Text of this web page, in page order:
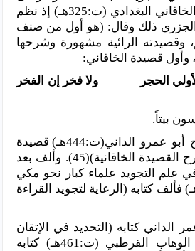
بن عبيد الله بن يحيى الخاقاني البغدادي (ت:325هـ) إذ نظم
الجزري ذلك وقال: (هو أول من صنف
وقصيدته الرائية مشهورة وشرحها
لأولي الحجر ولا فخر إن الفخر
بيتاً.
وقد شرح أبو عمرو الداني(ت:444هـ) قصيدة
الخاقاني في كتابه (شرح القصيدة الخاقانية)(45). وألف بعد
علم التجويد علماء كبار نحو مكي
أبي طالب(ت:437هـ) فألف كتابه (الرعاية لتجويد القراءة
كتابه (التحديد في الإتقان
والتجويد)، وألّف عبد الوهاب القرطبي (ت:461هـ) كتابه